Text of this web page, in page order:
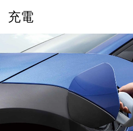
充電